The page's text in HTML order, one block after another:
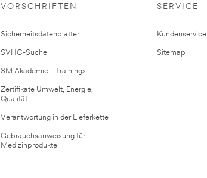
VORSCHRIFTEN
Sicherheitsdatenblätter
SVHC-Suche
3M Akademie - Trainings
Zertifikate Umwelt, Energie,
Qualität
Verantwortung in der Lieferkette
Gebrauchsanweisung für
Medizinprodukte
SERVICE
Kundenservice
Sitemap